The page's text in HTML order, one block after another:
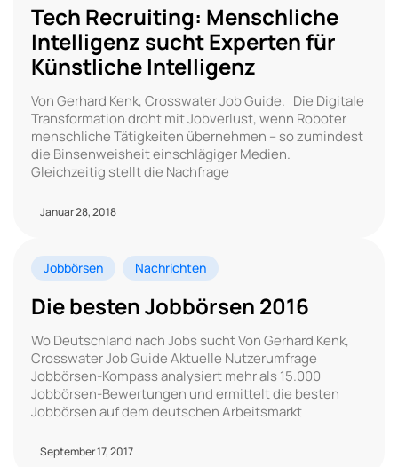
Tech Recruiting: Menschliche
Intelligenz sucht Experten für
Künstliche Intelligenz
Von Gerhard Kenk, Crosswater Job Guide. Die Digitale
Transformation droht mit Jobverlust, wenn Roboter
menschliche Tätigkeiten übernehmen – so zumindest
die Binsenweisheit einschlägiger Medien.
Gleichzeitig stellt die Nachfrage
Januar 28, 2018
Jobbörsen Nachrichten
Die besten Jobbörsen 2016
Wo Deutschland nach Jobs sucht Von Gerhard Kenk,
Crosswater Job Guide Aktuelle Nutzerumfrage
Jobbörsen-Kompass analysiert mehr als 15.000
Jobbörsen-Bewertungen und ermittelt die besten
Jobbörsen auf dem deutschen Arbeitsmarkt
September 17, 2017